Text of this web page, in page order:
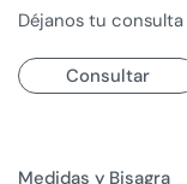
Déjanos tu consulta
Consultar
Medidas y Bisagra